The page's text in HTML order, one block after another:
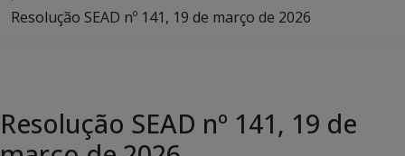
Resolução SEAD nº 141, 19 de março de 2026
Resolução SEAD nº 141, 19 de